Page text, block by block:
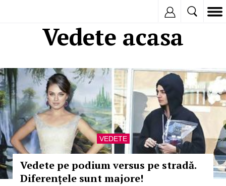
Vedete acasa
VEDETE
Vedete pe podium versus pe stradă.
Diferențele sunt majore!